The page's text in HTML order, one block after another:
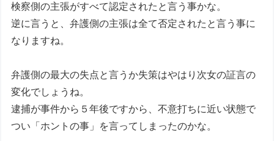
検察側の主張がすべて認定されたと言う事かな。
逆に言うと、弁護側の主張は全て否定されたと言う事に
なりますね。
弁護側の最大の失点と言うか失策はやはり次女の証言の
変化でしょうね。
逮捕が事件から５年後ですから、不意打ちに近い状態で
つい「ホントの事」を言ってしまったのかな。